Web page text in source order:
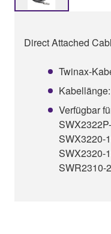
Direct Attached
Twinax-
Verfügbar
SWX3220-
SWX2320-
SWR2310-